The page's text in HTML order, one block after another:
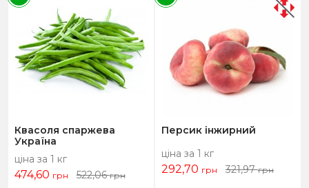
Квасоля спаржева
Україна
ціна за 1 кг
474,60 грн 522,06грн
Персик інжирний
ціна за 1 кг
292,70 грн 321,97грн